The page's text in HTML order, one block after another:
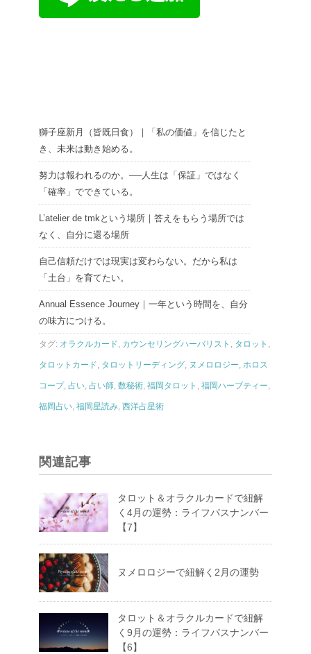
獅子座新月（皆既日食）｜「私の価値」を信じたと
き、未来は動き始める。
努力は報われるのか。──人生は「保証」ではなく
「確率」でできている。
L’atelier de tmkという場所｜答えをもらう場所では
なく、自分に還る場所
自己信頼だけでは現実は変わらない。だから私は
「土台」を育てたい。
Annual Essence Journey｜一年という時間を、自分
の味方につける。
タグ: オラクルカード, カウンセリングハーバリスト , タロット ,
タロットカード, タロットリーディング, ヌメロロジー, ホロス
コープ, 占い, 占い師, 数秘術, 福岡タロット , 福岡ハーブティー,
福岡占い, 福岡星読み, 西洋占星術
関連記事
タロット＆オラクルカードで紐解
く4月の運勢：ライフパスナンバー
【7】
ヌメロロジーで紐解く2月の運勢
タロット＆オラクルカードで紐解
く9月の運勢：ライフパスナンバー
【6】